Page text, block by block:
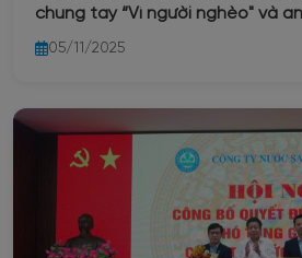
chung tay “Vì người nghèo" và
2025
05/11/2025